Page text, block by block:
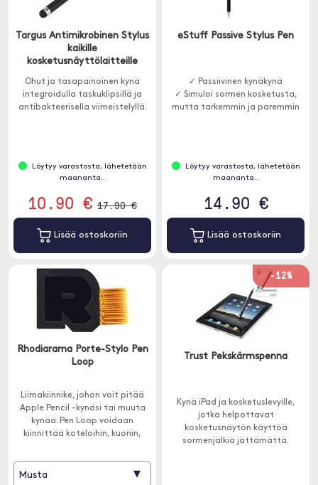
Targus Antimikrobinen Stylus
kaikille
kosketusnäyttölaitteille
Ohut ja tasapainoinen kynä
integroidulla taskuklipsillä ja
antibakteerisella viimeistelyllä.
Löytyy varastosta, lähetetään
maananta..
10.90 € 17.90 €
Lisää ostoskoriin
eStuff Passive Stylus Pen
✓ Passiivinen kynäkynä
✓ Simuloi sormen kosketusta,
mutta tarkemmin ja paremmin
Löytyy varastosta, lähetetään
maananta..
14.90 €
Lisää ostoskoriin
Rhodiarama Porte-Stylo Pen
Loop
Liimakiinnike, johon voit pitää
Apple Pencil -kynäsi tai muuta
kynää. Pen Loop voidaan
kiinnittää koteloihin, kuoriin,
Musta ▾
-12%
Trust Pekskärmspenna
Kynä iPad ja kosketuslevyille,
jotka helpottavat
kosketusnäytön käyttöä
sormenjälkiä jättämättä.